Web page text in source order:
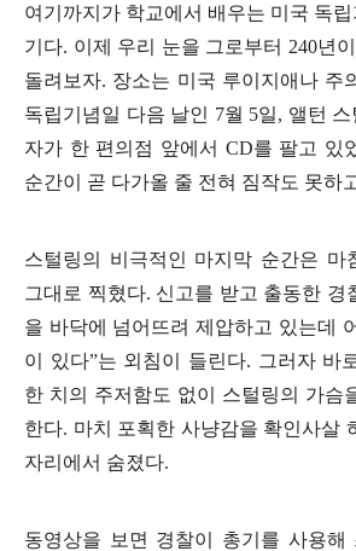
여기까지가 학교에서 배우는 미국 독
기다. 이제 우리 눈을 그로부터 240년
돌려보자. 장소는 미국 루이지애나 주
독립기념일 다음 날인 7월 5일, 앨턴
자가 한 편의점 앞에서 CD를 팔고 있
순간이 곧 다가올 줄 전혀 짐작도 못하
스털링의 비극적인 마지막 순간은 마
그대로 찍혔다. 신고를 받고 출동한 경
을 바닥에 넘어뜨려 제압하고 있는데
이 있다”는 외침이 들린다. 그러자 바
한 치의 주저함도 없이 스털링의 가슴
한다. 마치 포획한 사냥감을 확인사살
자리에서 숨졌다.
동영상을 보면 경찰이 총기를 사용해